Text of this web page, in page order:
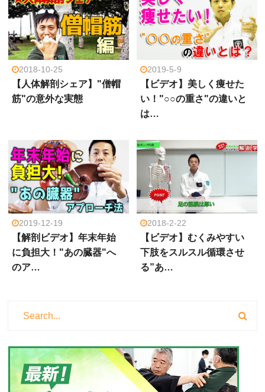
2018-10-25
【人体解剖シェア】"僧帽
筋"の意外な実態
2019-5-9
【ビデオ】美しく痩せた
い！"○○の重さ"の違いと
は…
2019-12-19
【解剖ビデオ】年末年始
に負担大！"あの臓器"へ
のア…
2018-2-22
【ビデオ】むくみやすい
下肢をスルスル循環させ
る”あ…